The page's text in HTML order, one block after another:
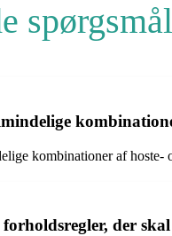
spørgsmål
kombinationer af
der